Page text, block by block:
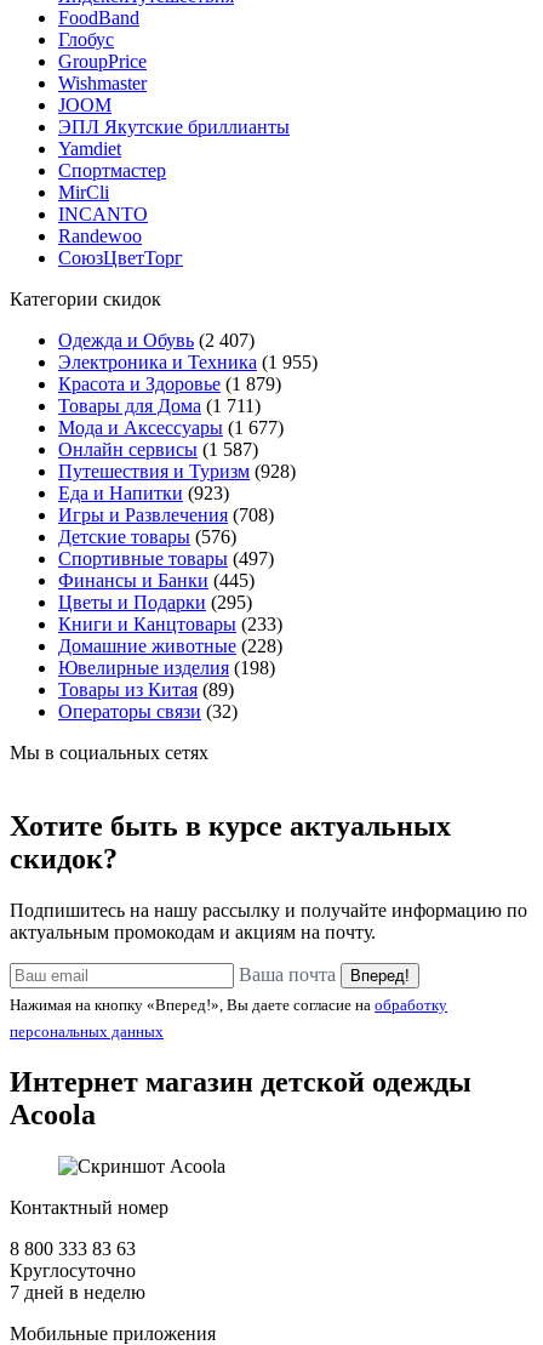
FoodBand
Глобус
GroupPrice
Wishmaster
JOOM
ЭПЛ Якутские бриллианты
Yamdiet
Спортмастер
MirCli
INCANTO
Randewoo
СоюзЦветТорг
Категории скидок
Одежда и Обувь (2 407)
Электроника и Техника (1 955)
Красота и Здоровье (1 879)
Товары для Дома (1 711)
Мода и Аксессуары (1 677)
Онлайн сервисы (1 587)
Путешествия и Туризм (928)
Еда и Напитки (923)
Игры и Развлечения (708)
Детские товары (576)
Спортивные товары (497)
Финансы и Банки (445)
Цветы и Подарки (295)
Книги и Канцтовары (233)
Домашние животные (228)
Ювелирные изделия (198)
Товары из Китая (89)
Операторы связи (32)
Мы в социальных сетях
Хотите быть в курсе актуальных
скидок?
Подпишитесь на нашу рассылку и получайте информацию по
актуальным промокодам и акциям на почту.
Ваша почта
Вперед!
Нажимая на кнопку «Вперед!», Вы даете согласие на обработку
персональных данных
Интернет магазин детской одежды
Acoola
Контактный номер
8 800 333 83 63
Круглосуточно
7 дней в неделю
Мобильные приложения